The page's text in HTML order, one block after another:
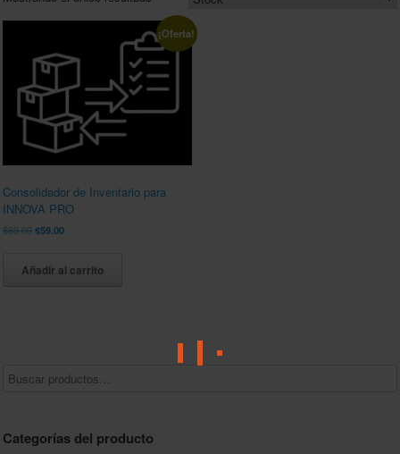
¡Oferta!
Consolidador de Inventario para
INNOVA PRO
$69.00El
era:
$59.00El
es:
Añadir al carrito
Categorías del producto